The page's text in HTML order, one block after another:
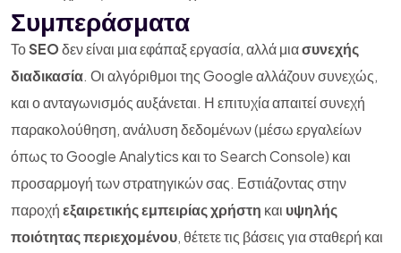
Συμπεράσματα
ΤοSEOδεν είναι μια εφάπαξ εργασία, αλλά μιασυνεχής
διαδικασία. Οι αλγόριθμοι της Google αλλάζουν συνεχώς,
και ο ανταγωνισμός αυξάνεται. Η επιτυχία απαιτεί συνεχή
παρακολούθηση, ανάλυση δεδομένων (μέσω εργαλείων
όπως το Google Analytics και το Search Console) και
προσαρμογή των στρατηγικών σας. Εστιάζοντας στην
παροχήεξαιρετικής εμπειρίας χρήστη και υψηλής
ποιότητας περιεχομένου, θέτετε τις βάσεις για σταθερή και